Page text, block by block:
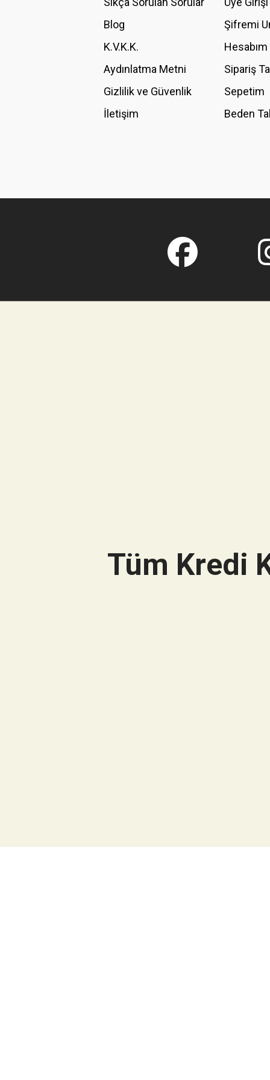
Ürün fiyatı diğer sitelerden daha pahalı.
Bu ürüne benzer farklı alternatifler olmalı.
Blog
K.V.K.K.
Aydınlatma Metni
Gizlilik ve Güvenlik
İletişim
Şifremi
Hesabım
Sipariş
Sepetim
Beden
Tüm Kredi